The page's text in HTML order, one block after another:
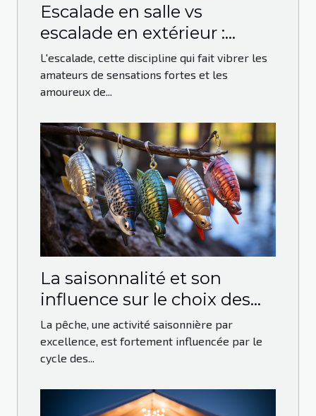
Escalade en salle vs
escalade en extérieur :
avantages et défis
L'escalade, cette discipline qui fait vibrer les
amateurs de sensations fortes et les
amoureux de...
La saisonnalité et son
influence sur le choix des
leurres de pêche
La pêche, une activité saisonnière par
excellence, est fortement influencée par le
cycle des...